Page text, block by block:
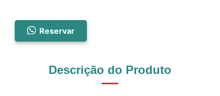
Reservar
Descrição do Produto